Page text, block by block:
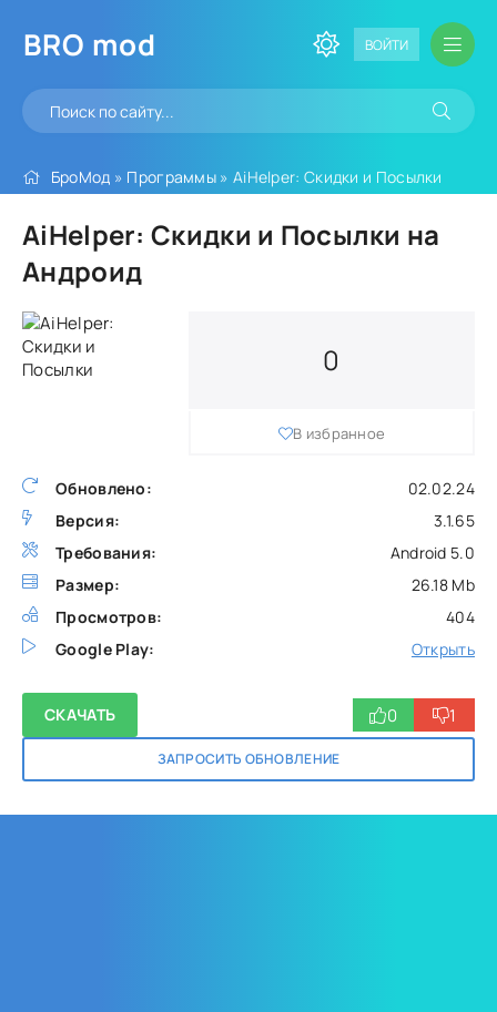
BRO mod ВОЙТИ
БроМод » Программы » AiHelper: Скидки и Посылки
AiHelper: Скидки и Посылки на
Андроид
Обновлено:
02.02.24
Версия:
3.1.65
Требования:
Android 5.0
Размер:
26.18 Mb
Просмотров:
404
Google Play:
Открыть
0
В избранное
СКАЧАТЬ
ЗАПРОСИТЬ ОБНОВЛЕНИЕ
0 1